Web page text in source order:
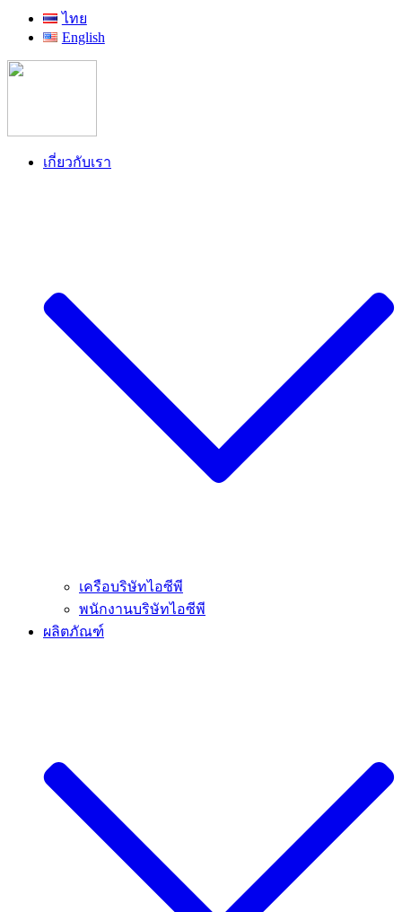
ไทย
English
เกี่ยวกับเรา
เครือบริษัทไอซีพี
พนักงานบริษัทไอซีพี
ผลิตภัณฑ์